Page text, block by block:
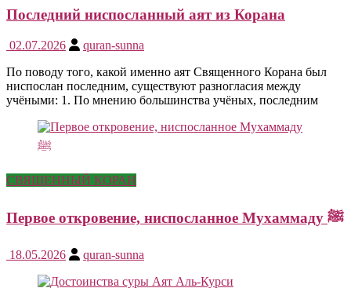
Последний ниспосланный аят из Корана
02.07.2026
quran-sunna
По поводу того, какой именно аят Священного Корана был
ниспослан последним, существуют разногласия между
учёными: 1. По мнению большинства учёных, последним
СВЯЩЕННЫЙ КОРАН
Первое откровение, ниспосланное Мухаммаду ﷺ
18.05.2026 quran-sunna